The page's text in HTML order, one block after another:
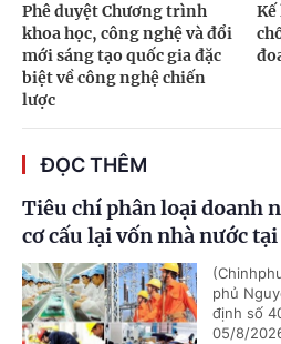
Phê duyệt Chương trình
khoa học, công nghệ và đổi
mới sáng tạo quốc gia đặc
biệt về công nghệ chiến
lược
ĐỌC THÊM
Tiêu chí phân loại doanh
cơ cấu lại vốn nhà nước
phủ
định số
05/8/